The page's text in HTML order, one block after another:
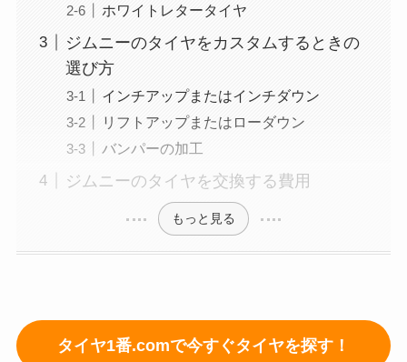
ホワイトレタータイヤ
ジムニーのタイヤをカスタムするときの
選び方
インチアップまたはインチダウン
リフトアップまたはローダウン
バンパーの加工
ジムニーのタイヤを交換する費用
もっと見る
タイヤ1番.comで今すぐタイヤを探す！